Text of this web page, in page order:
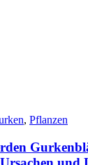
, Pflanzen